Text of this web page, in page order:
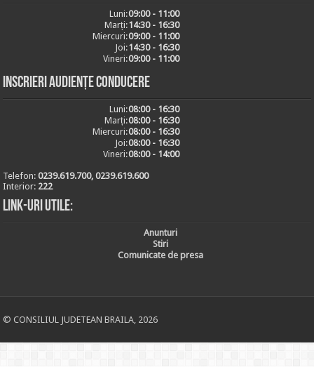
Luni:09:00 - 11:00
Marți:14:30 - 16:30
Miercuri:09:00 - 11:00
Joi:14:30 - 16:30
Vineri:09:00 - 11:00
Inscrieri audiențe conducere
Luni:08:00 - 16:30
Marți:08:00 - 16:30
Miercuri:08:00 - 16:30
Joi:08:00 - 16:30
Vineri:08:00 - 14:00
Telefon:0239.619.700, 0239.619.600
Interior: 222
Link-uri utile:
Anunturi
Stiri
Comunicate de presa
© CONSILIUL JUDETEAN BRAILA, 2026